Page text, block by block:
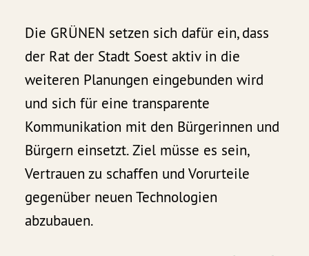
Die GRÜNEN setzen sich dafür ein, dass
der Rat der Stadt Soest aktiv in die
weiteren Planungen eingebunden wird
und sich für eine transparente
Kommunikation mit den Bürgerinnen und
Bürgern einsetzt. Ziel müsse es sein,
Vertrauen zu schaffen und Vorurteile
gegenüber neuen Technologien
abzubauen.